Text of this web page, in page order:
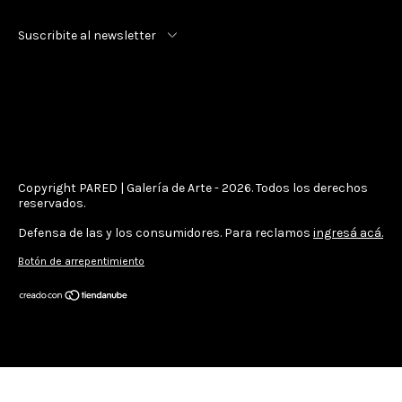
Suscribite al newsletter
Copyright PARED | Galería de Arte - 2026. Todos los derechos
reservados.
Defensa de las y los consumidores. Para reclamos ingresá acá.
Botón de arrepentimiento